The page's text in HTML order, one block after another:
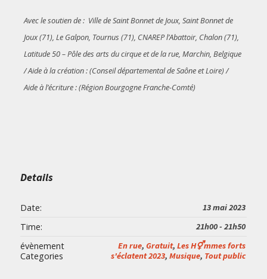
Avec le soutien de : Ville de Saint Bonnet de Joux, Saint Bonnet de
Joux (71), Le Galpon, Tournus (71), CNAREP l’Abattoir, Chalon (71),
Latitude 50 – Pôle des arts du cirque et de la rue, Marchin, Belgique
/ Aide à la création : (Conseil départemental de Saône et Loire) /
Aide à l’écriture : (Région Bourgogne Franche-Comté)
Details
Date: 13 mai 2023
Time: 21h00 - 21h50
évènement
Categories
En rue, Gratuit, Les H⚥mmes forts
s'éclatent 2023, Musique, Tout public